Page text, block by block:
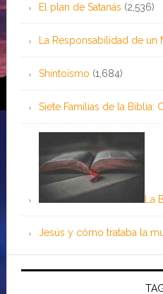
El plan de Satanás (2,536)
La Responsabilidad de un
Shintoísmo (1,684)
Siete Familias de la Biblia:
La
Jesús y cómo trataba la